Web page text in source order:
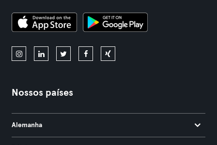
Nossos países
Alemanha